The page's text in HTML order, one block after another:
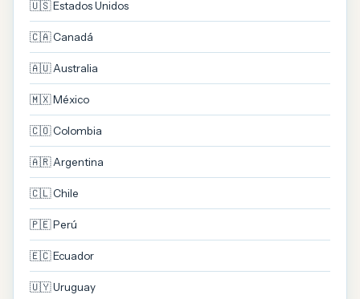
🇺🇸 Estados Unidos
🇨🇦 Canadá
🇦🇺 Australia
🇲🇽 México
🇨🇴 Colombia
🇦🇷 Argentina
🇨🇱 Chile
🇵🇪 Perú
🇪🇨 Ecuador
🇺🇾 Uruguay